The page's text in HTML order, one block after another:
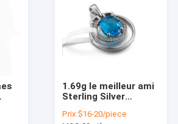
1.69g le meilleur ami
Sterling Silver
Double entoure
Prix:$16-20/piece